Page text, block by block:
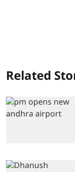
Related